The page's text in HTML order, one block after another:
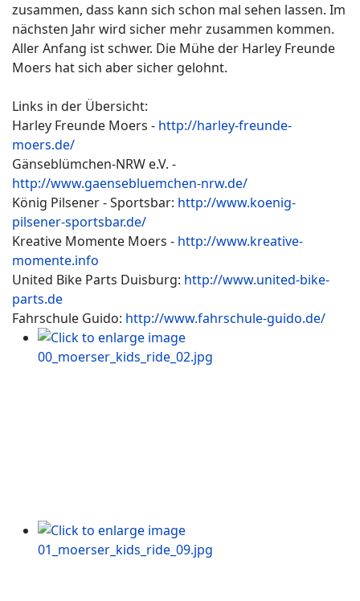
zusammen, dass kann sich schon mal sehen lassen. Im
nächsten Jahr wird sicher mehr zusammen kommen.
Aller Anfang ist schwer. Die Mühe der Harley Freunde
Moers hat sich aber sicher gelohnt.
Links in der Übersicht:
Harley Freunde Moers - http://harley-freunde-
moers.de/
Gänseblümchen-NRW e.V. -
http://www.gaensebluemchen-nrw.de/
König Pilsener - Sportsbar: http://www.koenig-
pilsener-sportsbar.de/
Kreative Momente Moers - http://www.kreative-
momente.info
United Bike Parts Duisburg: http://www.united-bike-
parts.de
Fahrschule Guido: http://www.fahrschule-guido.de/